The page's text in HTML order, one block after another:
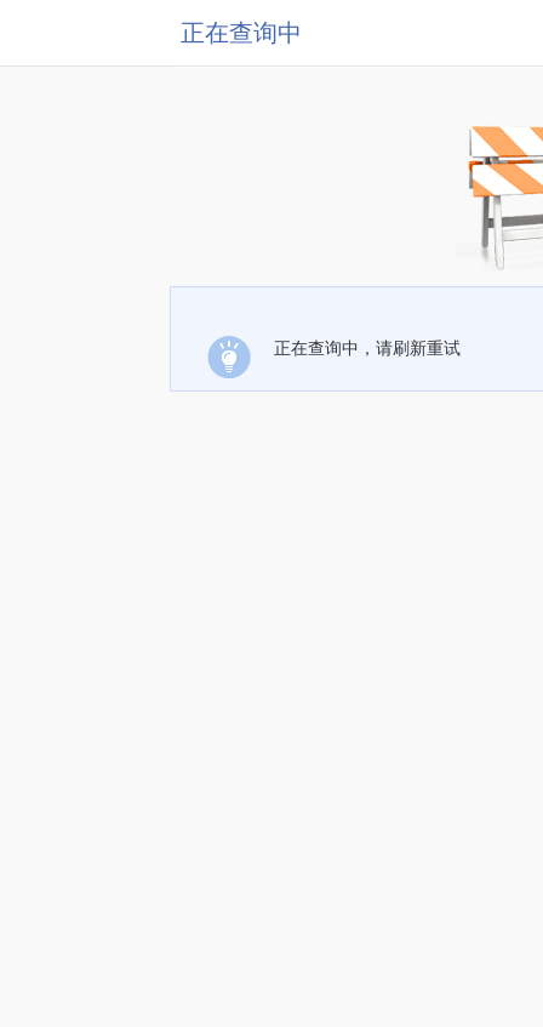
正在查询中
正在查询中，请刷新重试